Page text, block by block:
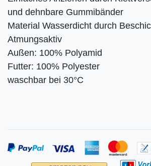
und dehnbare Gummibänder
Material Wasserdicht durch
Atmungsaktiv
Außen: 100% Polyamid
Futter: 100% Polyester
waschbar bei 30°C